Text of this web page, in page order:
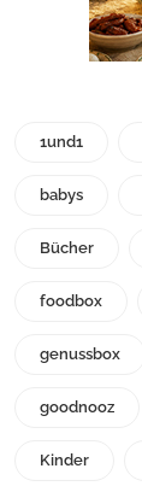
1und1
babys
Bücher
foodbox
genussbox
goodnooz
Kinder